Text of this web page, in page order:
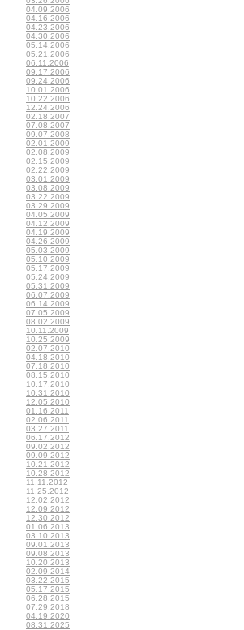
04.09.2006
04.16.2006
04.23.2006
04.30.2006
05.14.2006
05.21.2006
06.11.2006
09.17.2006
09.24.2006
10.01.2006
10.22.2006
12.24.2006
02.18.2007
07.08.2007
09.07.2008
02.01.2009
02.08.2009
02.15.2009
02.22.2009
03.01.2009
03.08.2009
03.22.2009
03.29.2009
04.05.2009
04.12.2009
04.19.2009
04.26.2009
05.03.2009
05.10.2009
05.17.2009
05.24.2009
05.31.2009
06.07.2009
06.14.2009
07.05.2009
08.02.2009
10.11.2009
10.25.2009
02.07.2010
04.18.2010
07.18.2010
08.15.2010
10.17.2010
10.31.2010
12.05.2010
01.16.2011
02.06.2011
03.27.2011
06.17.2012
09.02.2012
09.09.2012
10.21.2012
10.28.2012
11.11.2012
11.25.2012
12.02.2012
12.09.2012
12.30.2012
01.06.2013
03.10.2013
09.01.2013
09.08.2013
10.20.2013
02.09.2014
03.22.2015
05.17.2015
06.28.2015
07.29.2018
04.19.2020
08.31.2025